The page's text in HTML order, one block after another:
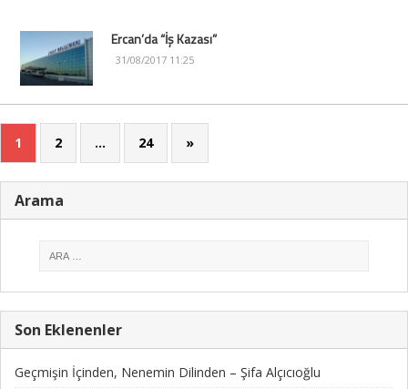
Ercan’da “İş Kazası”
31/08/2017 11:25
1 2 … 24 »
Arama
Son Eklenenler
Geçmişin İçinden, Nenemin Dilinden – Şifa Alçıcıoğlu